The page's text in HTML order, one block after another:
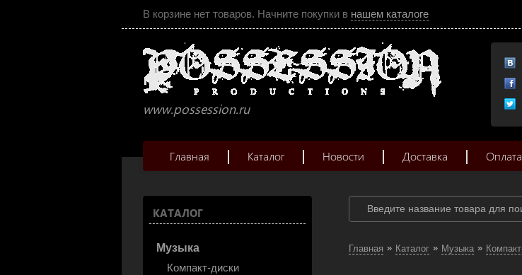
В корзине нет товаров. Начните покупки в нашем каталоге
www.possession.ru
Главная Каталог Новости Доставка Оплата
КАТАЛОГ
Музыка
Компакт-диски
Главная » Каталог » Музыка »